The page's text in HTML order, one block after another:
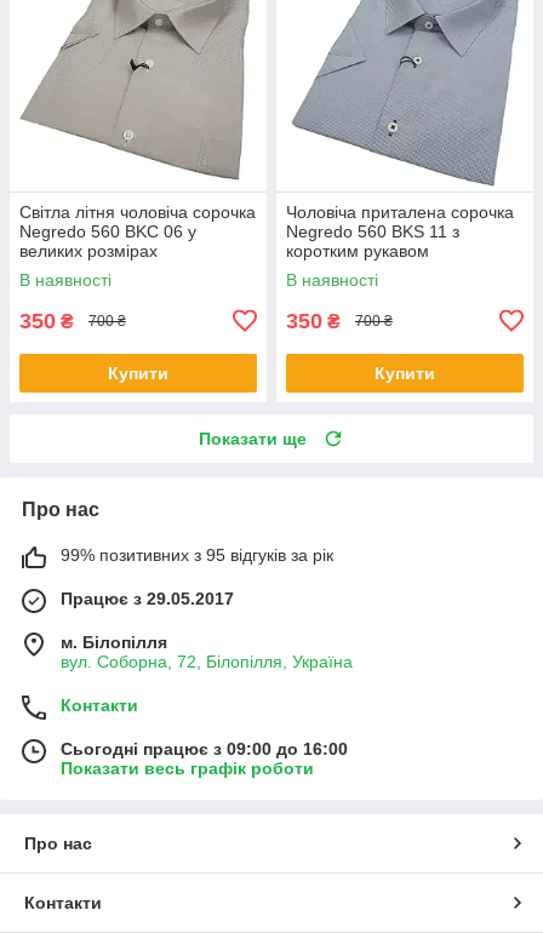
Світла літня чоловіча сорочка
Negredo 560 BKC 06 у
великих розмірах
В наявності
350 ₴ 700 ₴
Купити
Чоловіча приталена сорочка
Negredo 560 BKS 11 з
коротким рукавом
В наявності
350 ₴ 700 ₴
Купити
Показати ще
Про нас
99% позитивних з 95 відгуків за рік
Працює з 29.05.2017
м. Білопілля
вул. Соборна, 72, Білопілля, Україна
Контакти
Сьогодні працює з 09:00 до 16:00
Показати весь графік роботи
Про нас
Контакти